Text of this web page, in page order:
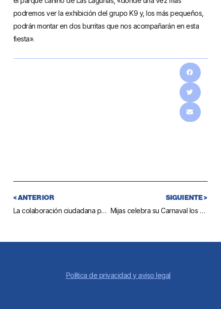
podremos ver la exhibición del grupo K9 y, los más pequeños,
podrán montar en dos burritas que nos acompañarán en esta
fiesta».
< ANTERIOR
La colaboración ciudadana permite al Ayuntamiento reducir los cobros en ejecutiva un 7,5%
SIGUIENTE >
Mijas celebra su Carnaval los días 21 y 22 de febrero
Política de privacidad y aviso legal